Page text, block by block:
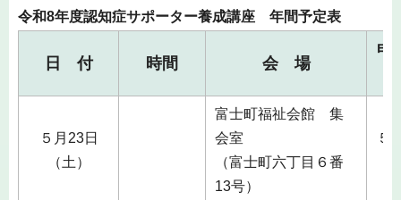
令和8年度認知症サポーター養成講座 年間予定表
日 付 時間 会 場
申
５月23日
（土）
富士町福祉会館 集
会室
（富士町六丁目６番
13号）
５